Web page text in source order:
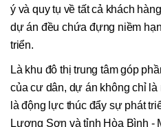
ý và quy tụ về tất cả khách
dự án đều chứa đựng niềm
triển.
Là khu đô thị trung tâm góp
của cư dân, dự án không chỉ
là động lực thúc đẩy sự phát
Lương Sơn và tỉnh Hòa Bình -